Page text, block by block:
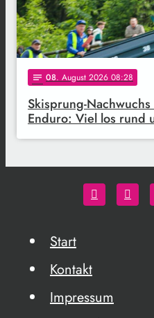
notes 08. August 2026 08:28
Skisprung-
Enduro: Viel los rund
Start
Kontakt
Impressum